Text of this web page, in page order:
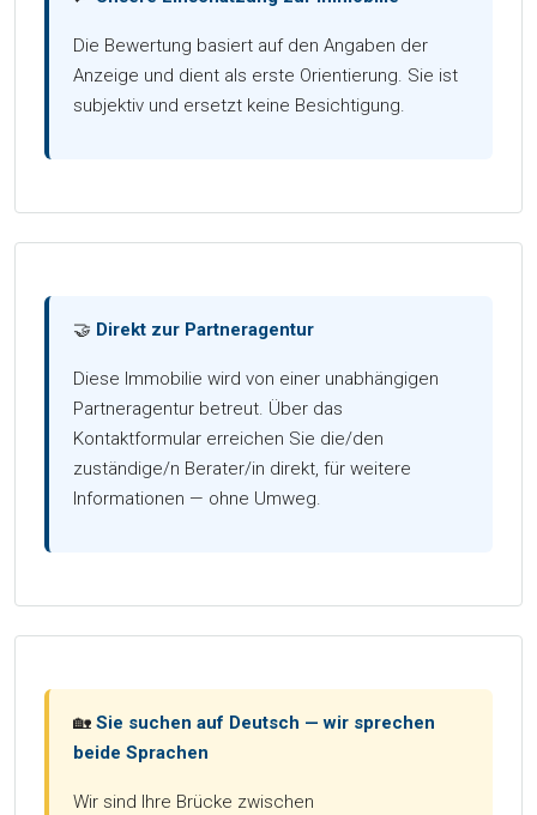
Die Bewertung basiert auf den Angaben der
Anzeige und dient als erste Orientierung. Sie ist
subjektiv und ersetzt keine Besichtigung.
🤝 Direkt zur Partneragentur
Diese Immobilie wird von einer unabhängigen
Partneragentur betreut. Über das
Kontaktformular erreichen Sie die/den
zuständige/n Berater/in direkt, für weitere
Informationen — ohne Umweg.
🏡 Sie suchen auf Deutsch — wir sprechen
beide Sprachen
Wir sind Ihre Brücke zwischen